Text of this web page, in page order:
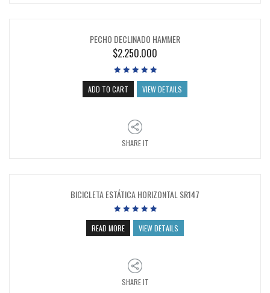
PECHO DECLINADO HAMMER
$2.250.000
ADD TO CART VIEW DETAILS
SHARE IT
BICICLETA ESTÁTICA HORIZONTAL SR147
READ MORE VIEW DETAILS
SHARE IT